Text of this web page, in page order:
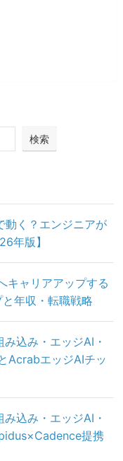
検索
動く？エンジニアが
年版】
キャリアアップする
年収・転職戦略
込み・エッジAI・
AcrabエッジAIチッ
込み・エッジAI・
提携